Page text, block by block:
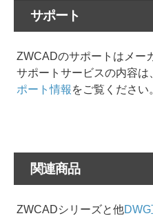
サポート
ZWCADのサポートはメー
サポートサービスの内容は
ポート情報 をご覧ください
関連商品
ZWCADシリーズと他